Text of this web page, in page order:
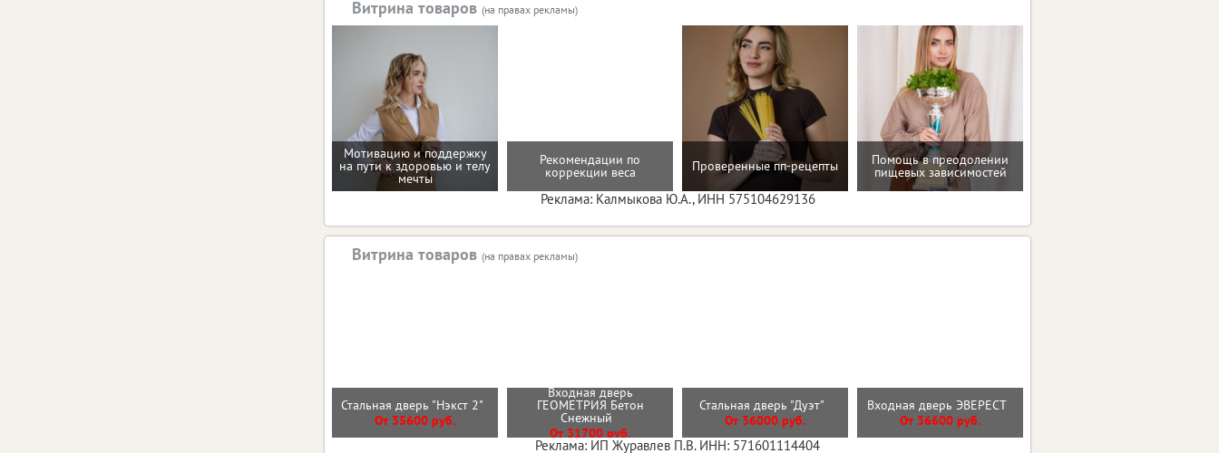
Витрина товаров (на правах рекламы)
Мотивацию и поддержку
на пути к здоровью и телу
мечты
Рекомендации по
коррекции веса Проверенные пп-рецепты Помощь в преодолении
пищевых зависимостей
Реклама: Калмыкова Ю.А., ИНН 575104629136
Витрина товаров (на правах рекламы)
Стальная дверь "Нэкст 2"
От 35600 руб.
Входная дверь
ГЕОМЕТРИЯ Бетон
Снежный
От 31700 руб.
Стальная дверь "Дуэт"
От 36000 руб.
Входная дверь ЭВЕРЕСТ
От 36600 руб.
Реклама: ИП Журавлев П.В. ИНН: 571601114404